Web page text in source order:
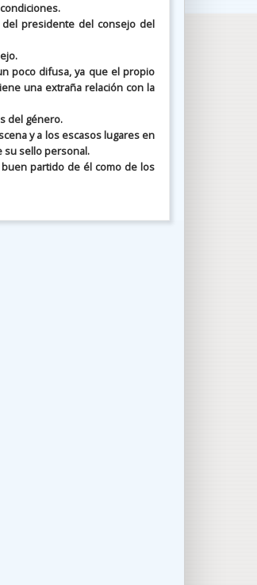
presidente del consejo del
poco difusa, ya que el propio
una extraña relación con la
del género.
y a los escasos lugares en
su sello personal.
partido de él como de los